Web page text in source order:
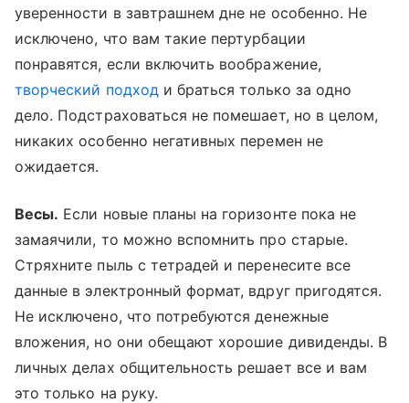
уверенности в завтрашнем дне не особенно. Не
исключено, что вам такие пертурбации
понравятся, если включить воображение,
творческий подходи браться только за одно
дело. Подстраховаться не помешает, но в целом,
никаких особенно негативных перемен не
ожидается.
Весы. Если новые планы на горизонте пока не
замаячили, то можно вспомнить про старые.
Стряхните пыль с тетрадей и перенесите все
данные в электронный формат, вдруг пригодятся.
Не исключено, что потребуются денежные
вложения, но они обещают хорошие дивиденды. В
личных делах общительность решает все и вам
это только на руку.